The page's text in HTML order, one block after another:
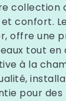
collection
confort.
offre une
tout en
à la
pour des